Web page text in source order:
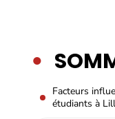
Facteurs
étudiants à